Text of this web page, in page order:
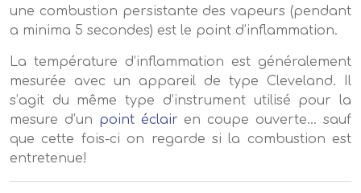
une combustion persistante des vapeurs (pendant
a minima 5 secondes) est le point d’inflammation.
La température d’inflammation est généralement
mesurée avec un appareil de type Cleveland. Il
s’agit du même type d’instrument utilisé pour la
mesure d’un point éclair en coupe ouverte… sauf
que cette fois-ci on regarde si la combustion est
entretenue!